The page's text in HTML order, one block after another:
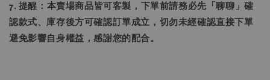
7. 提醒：本賣場商品皆可客製，下單前請務必先「聊聊」確
認款式、庫存後方可確認訂單成立，切勿未經確認直接下單
避免影響自身權益，感謝您的配合。